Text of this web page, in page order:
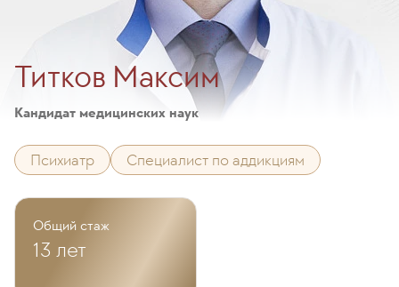
Титков Максим
Кандидат медицинских наук
Психиатр Специалист по аддикциям
Общий стаж
13 лет